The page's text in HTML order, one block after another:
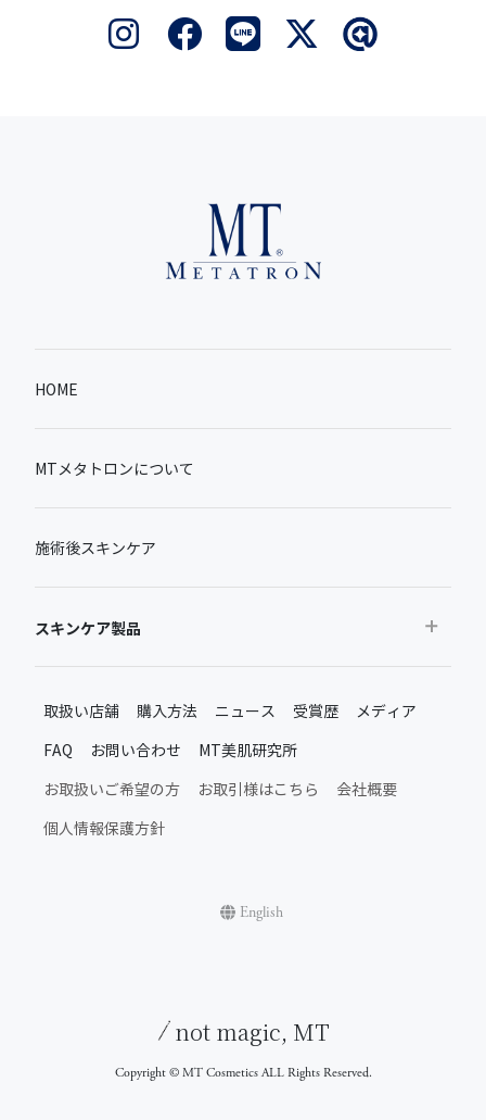
HOME
MTメタトロンについて
施術後スキンケア
スキンケア製品
MTメタトロン新製品・限定品
施術後のスキンケア
ムーンアッププロダクト
エッセンシャルライン
ステムケアライン
取扱い店舗 購入方法 ニュース 受賞歴 メディア
FAQ お問い合わせ MT美肌研究所
お取扱いご希望の方 お取引様はこちら 会社概要
個人情報保護方針
English
not magic, MT
Copyright © MT Cosmetics ALL Rights Reserved.